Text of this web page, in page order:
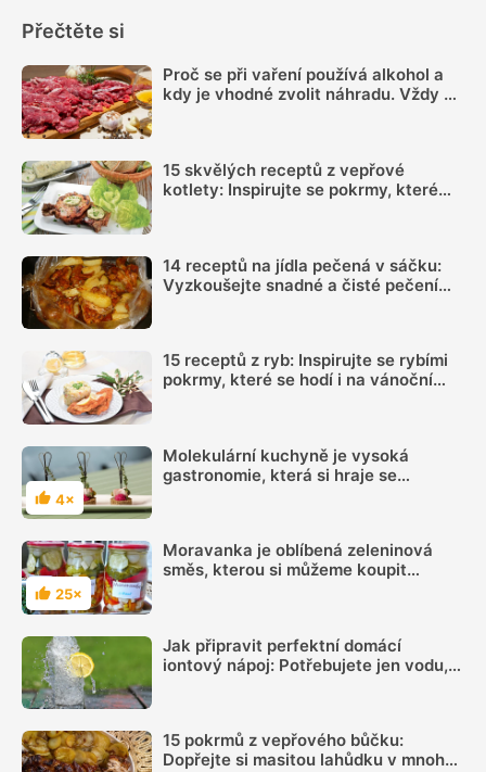
Přečtěte si
Proč se při vaření používá alkohol a
kdy je vhodné zvolit náhradu. Vždy se
15 skvělých receptů z vepřové
kotlety: Inspirujte se pokrmy, které
14 receptů na jídla pečená v sáčku:
Vyzkoušejte snadné a čisté pečení
15 receptů z ryb: Inspirujte se rybími
pokrmy, které se hodí i na vánoční
Hodnocení
4×
Molekulární kuchyně je vysoká
gastronomie, která si hraje se
Hodnocení
25×
Moravanka je oblíbená zeleninová
směs, kterou si můžeme koupit
Jak připravit perfektní domácí
iontový nápoj: Potřebujete jen vodu,
15 pokrmů z vepřového bůčku:
Dopřejte si masitou lahůdku v mnoha